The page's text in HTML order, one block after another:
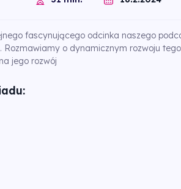
fascynującego odcinka naszego
Rozmawiamy o dynamicznym rozwoju
jego rozwój